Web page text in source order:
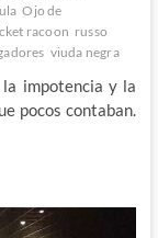
Ojo de
racoon russo
viuda negra
impotencia y la
pocos contaban.